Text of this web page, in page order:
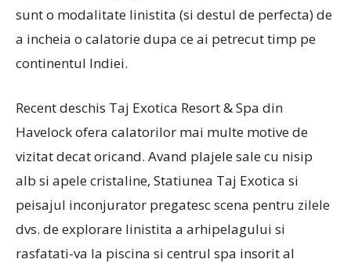
sunt o modalitate linistita (si destul de perfecta) de
a incheia o calatorie dupa ce ai petrecut timp pe
continentul Indiei.
Recent deschis Taj Exotica Resort & Spa din
Havelock ofera calatorilor mai multe motive de
vizitat decat oricand. Avand plajele sale cu nisip
alb si apele cristaline, Statiunea Taj Exotica si
peisajul inconjurator pregatesc scena pentru zilele
dvs. de explorare linistita a arhipelagului si
rasfatati-va la piscina si centrul spa insorit al